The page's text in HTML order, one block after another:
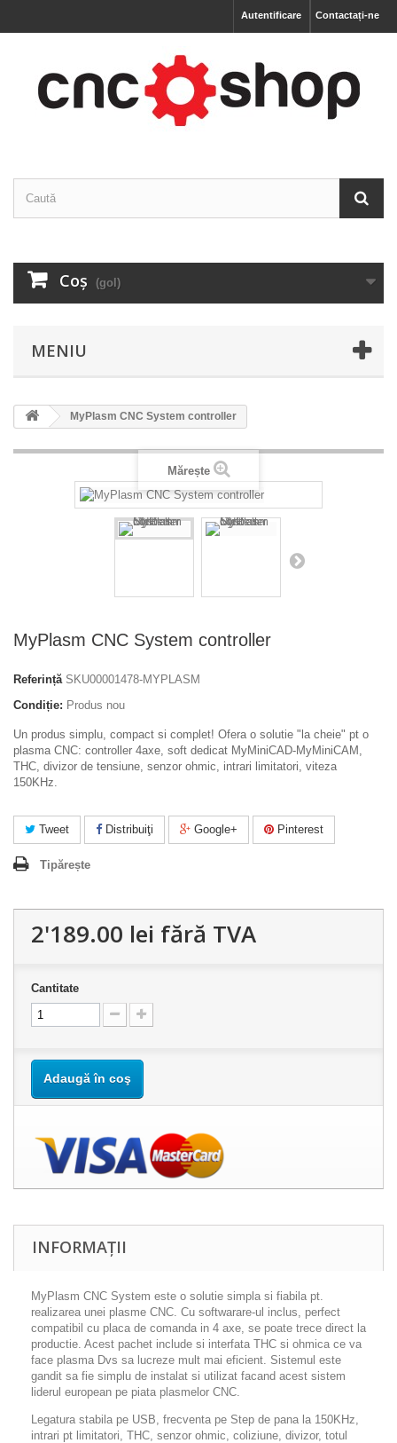
Contactați-ne
Autentificare
Coş (gol)
MENIU
MyPlasm CNC System controller
Mărește
MyPlasm CNC System controller
Referință SKU00001478-MYPLASM
Condiție: Produs nou
Un produs simplu, compact si complet! Ofera o solutie "la cheie" pt o
plasma CNC: controller 4axe, soft dedicat MyMiniCAD-MyMiniCAM,
THC, divizor de tensiune, senzor ohmic, intrari limitatori, viteza
150KHz.
Tweet Distribuiţi Google+ Pinterest
Tipărește
2'189.00 lei fără TVA
Cantitate
Adaugă în coş
INFORMAȚII
MyPlasm CNC System este o solutie simpla si fiabila pt.
realizarea unei plasme CNC. Cu softwarare-ul inclus, perfect
compatibil cu placa de comanda in 4 axe, se poate trece direct la
productie. Acest pachet include si interfata THC si ohmica ce va
face plasma Dvs sa lucreze mult mai eficient. Sistemul este
gandit sa fie simplu de instalat si utilizat facand acest sistem
liderul european pe piata plasmelor CNC.
Legatura stabila pe USB, frecventa pe Step de pana la 150KHz,
intrari pt limitatori, THC, senzor ohmic, coliziune, divizor, totul